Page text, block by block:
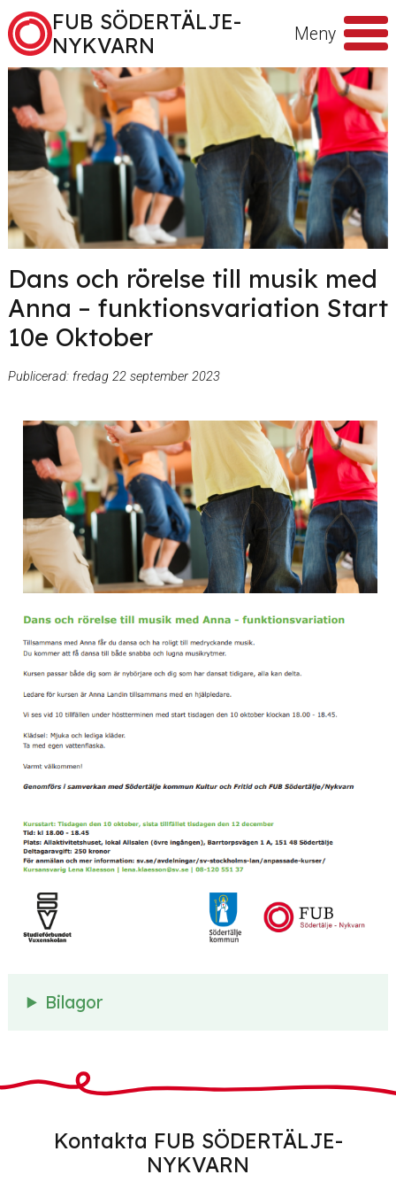
Hoppa till innehåll
FUB SÖDERTÄLJE-
NYKVARN
Meny
efter
Dans och rörelse till musik med
Anna – funktionsvariation Start
10e Oktober
Publicerad: fredag 22 september 2023
Bilagor
Kontakta FUB SÖDERTÄLJE-
NYKVARN